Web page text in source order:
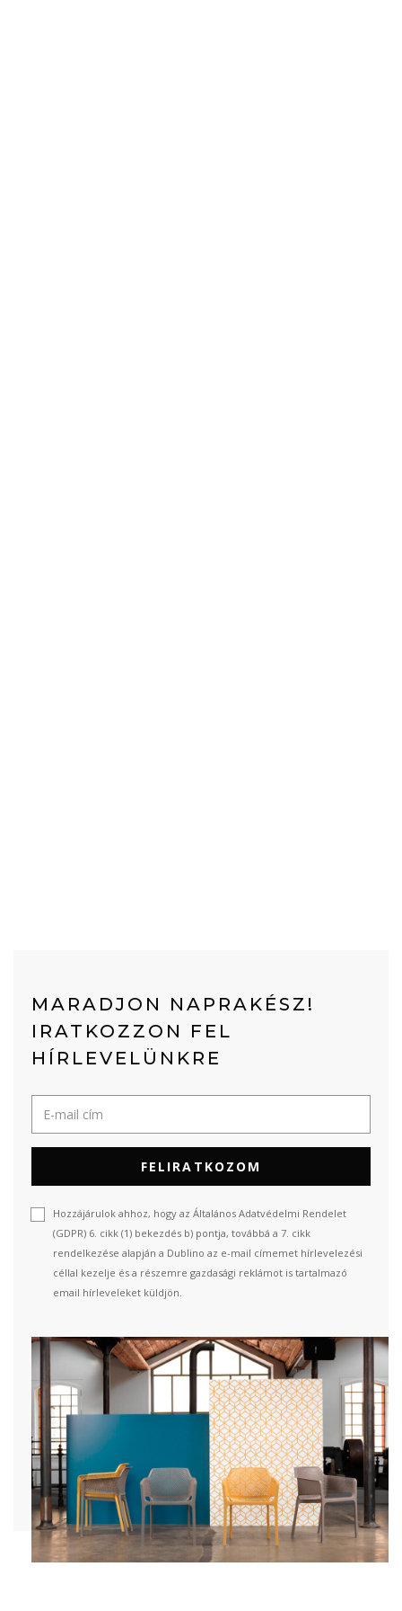
MARADJON NAPRAKÉSZ!
IRATKOZZON FEL
HÍRLEVELÜNKRE
FELIRATKOZOM
Hozzájárulok ahhoz, hogy az Általános Adatvédelmi Rendelet
(GDPR) 6. cikk (1) bekezdés b) pontja, továbbá a 7. cikk
rendelkezése alapján a Dublino az e-mail címemet hírlevelezési
céllal kezelje és a részemre gazdasági reklámot is tartalmazó
email hírleveleket küldjön.